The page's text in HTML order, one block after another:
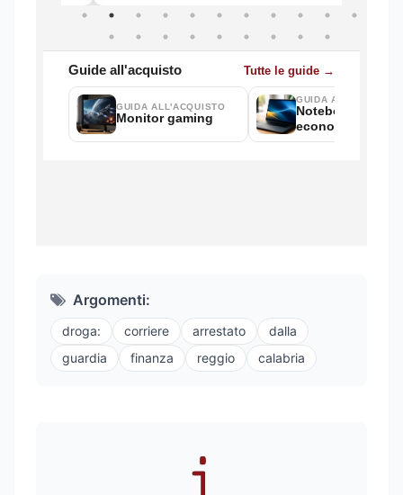
Argomenti:
droga: corriere arrestato
dalla
guardia
finanza reggio calabria